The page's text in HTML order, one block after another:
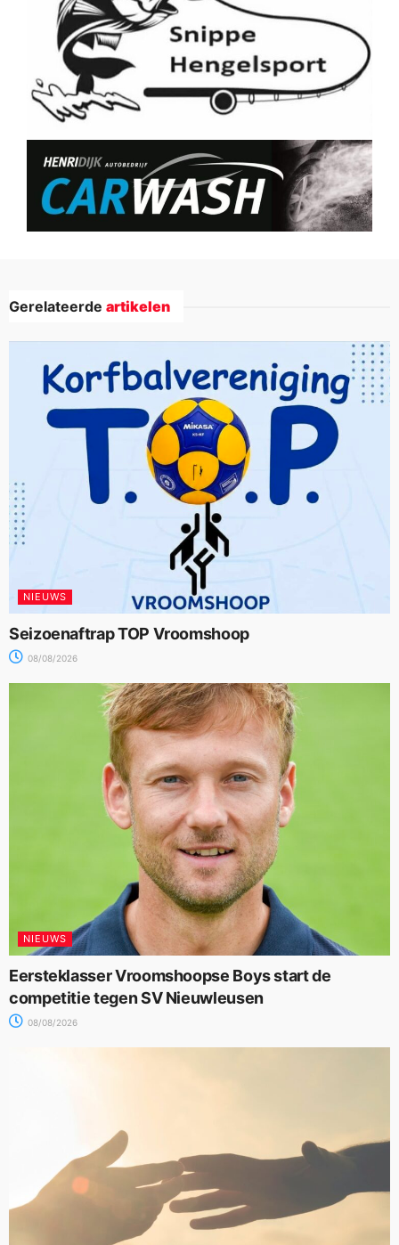
Gerelateerde artikelen
NIEUWS
Seizoenaftrap TOP Vroomshoop
08/08/2026
NIEUWS
Eersteklasser Vroomshoopse Boys start de
competitie tegen SV Nieuwleusen
08/08/2026